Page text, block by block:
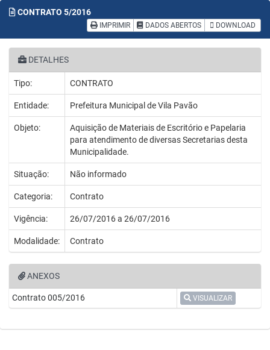
CONTRATO 5/2016
IMPRIMIR DADOS ABERTOS DOWNLOAD
DETALHES
Tipo: CONTRATO
Entidade: Prefeitura Municipal de Vila Pavão
Objeto:
Aquisição de Materiais de Escritório e Papelaria
para atendimento de diversas Secretarias desta
Municipalidade.
Situação: Não informado
Categoria: Contrato
Vigência: 26/07/2016 a 26/07/2016
Modalidade: Contrato
ANEXOS
Contrato 005/2016 VISUALIZAR